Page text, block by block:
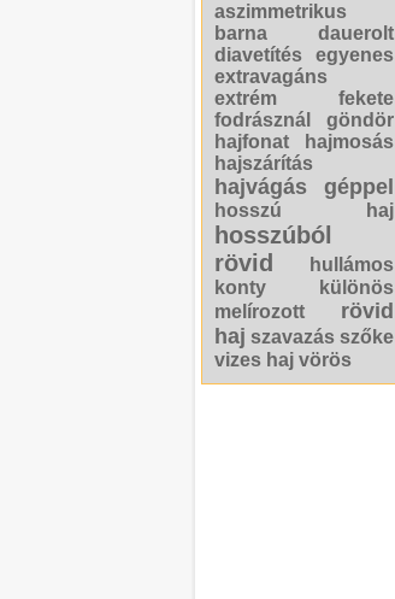
aszimmetrikus
barna
dauerolt
diavetítés
egyenes
extravagáns
extrém
fekete
fodrásznál
göndör
hajfonat
hajmosás
hajszárítás
hajvágás géppel
hosszú haj
hosszúból
rövid
hullámos
konty
különös
melírozott
rövid
haj szavazás szőke
vizes haj vörös